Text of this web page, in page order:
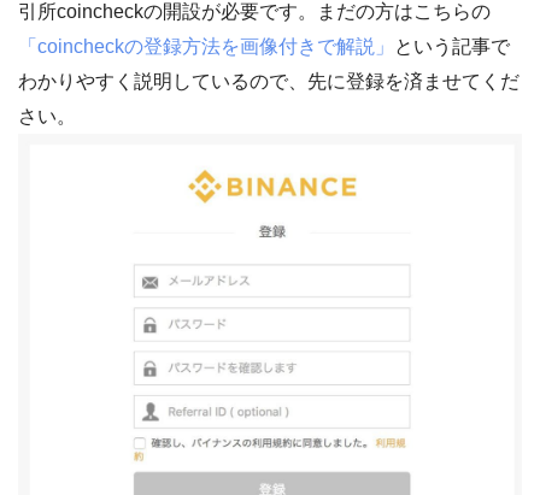
引所coincheckの開設が必要です。まだの方はこちらの
「coincheckの登録方法を画像付きで解説」
という記事で
わかりやすく説明しているので、先に登録を済ませてくだ
さい。